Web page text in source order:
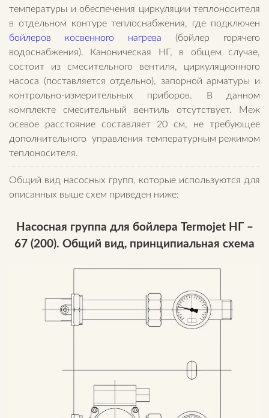
температуры и обеспечения циркуляции теплоносителя
в отдельном контуре теплоснабжения, где подключен
бойлеров косвенного нагрева (бойлер горячего
водоснабжения). Каноническая НГ, в общем случае,
состоит из смесительного вентиля, циркуляционного
насоса (поставляется отдельно), запорной арматуры и
контрольно-измерительных приборов. В данном
комплекте смесительный вентиль отсутствует. Меж
осевое расстояние составляет 20 см, не требующее
дополнительного управления температурным режимом
теплоносителя.
Общий вид насосных групп, которые используются для
описанных выше схем приведен ниже:
Насосная группа для бойлера Termojet НГ –
67 (200). Общий вид, принципиальная схема